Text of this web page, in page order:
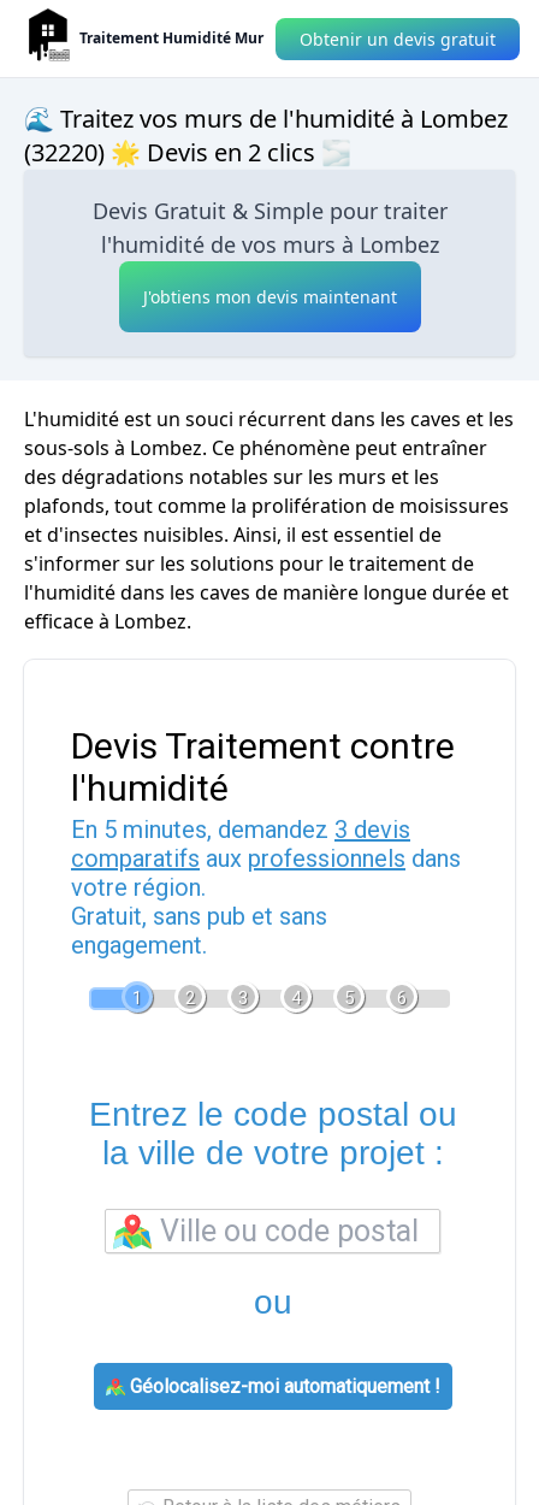
Traitement Humidité Mur Obtenir un devis gratuit
🌊 Traitez vos murs de l'humidité à Lombez
(32220) 🌟 Devis en 2 clics 🌫
Devis Gratuit & Simple pour traiter
l'humidité de vos murs à Lombez
J'obtiens mon devis maintenant
L'humidité est un souci récurrent dans les caves et les
sous-sols à Lombez. Ce phénomène peut entraîner
des dégradations notables sur les murs et les
plafonds, tout comme la prolifération de moisissures
et d'insectes nuisibles. Ainsi, il est essentiel de
s'informer sur les solutions pour le traitement de
l'humidité dans les caves de manière longue durée et
efficace à Lombez.
Devis Traitement contre
l'humidité
En 5 minutes, demandez 3 devis
comparatifs aux professionnels dans
votre région.
Gratuit, sans pub et sans
engagement.
1 2 3 4 5 6
Entrez le code postal ou
la ville de votre projet :
ou
Géolocalisez-moi automatiquement !